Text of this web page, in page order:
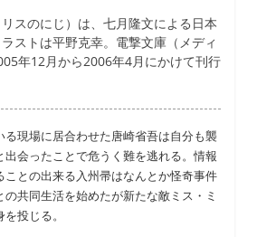
リスのにじ）は、七月隆文による日本
ストは平野克幸。電撃文庫（メディ
年12月から2006年4月にかけて刊行
る現場に居合わせた唐崎省吾は自分も襲
会ったことで危うく難を逃れる。情報
ことの出来る入州帚はなんとか怪奇事件
共同生活を始めたが新たな敵ミス・ミ
投じる。